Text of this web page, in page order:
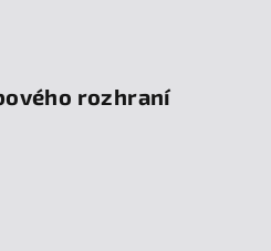
rozhraní